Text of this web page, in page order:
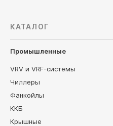
КАТАЛОГ
Промышленные
VRV и VRF-системы
Чиллеры
Фанкойлы
ККБ
Крышные